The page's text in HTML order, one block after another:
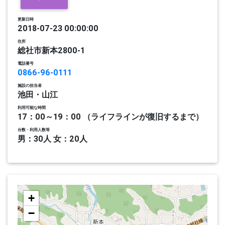
更新日時
2018-07-23 00:00:00
住所
総社市新本2800-1
電話番号
0866-96-0111
施設の担当者
池田・山江
利用可能な時間
17：00～19：00 （ライフラインが復旧するまで）
台数・利用人数等
男：30人 女：20人
+
−